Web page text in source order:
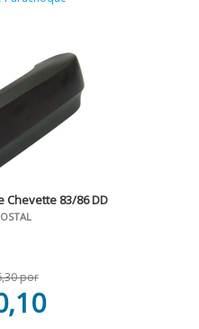
83/86 DD
por